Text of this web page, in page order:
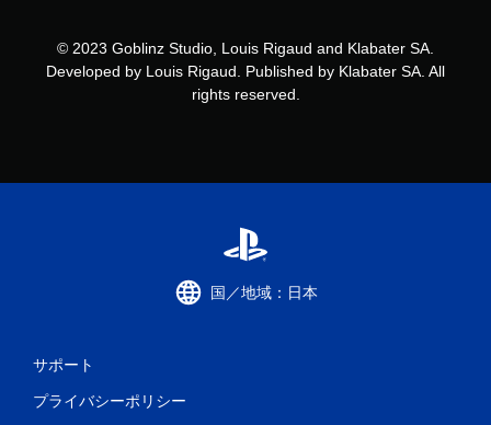
© 2023 Goblinz Studio, Louis Rigaud and Klabater SA.
Developed by Louis Rigaud. Published by Klabater SA. All
rights reserved.
国／地域：日本
サポート
プライバシーポリシー